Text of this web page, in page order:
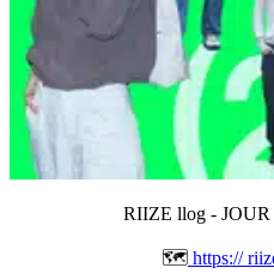
RIIZE llog - JOUR
🗺️ https://